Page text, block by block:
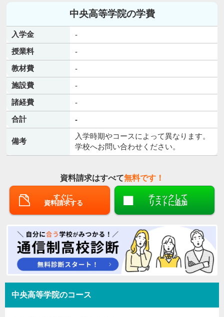
中央高等学院の学費
入学金
-
授業料
-
教材費
-
施設費
-
諸経費
-
合計
-
備考
入学時期やコースによって異なります。
学校へお問い合わせください。
資料請求はすべて無料です！
すぐに
資料請求する
チェックして
リストに追加
中央高等学院のコース